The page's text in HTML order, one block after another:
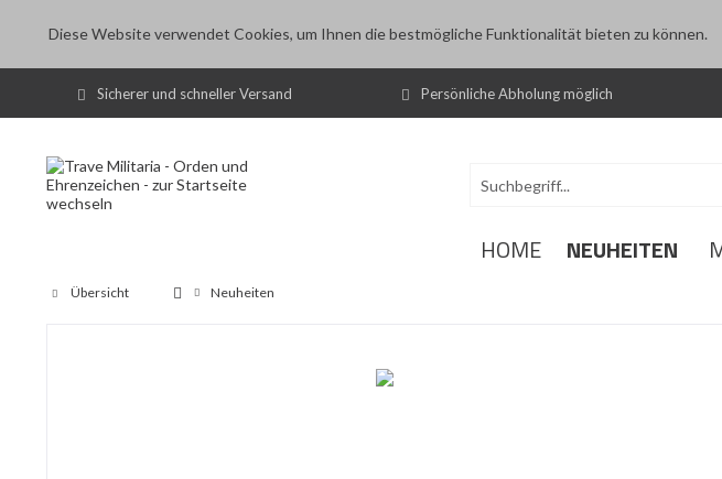
Diese Website verwendet Cookies, um Ihnen die bestmögliche Funktionalität bieten zu können.
Sicherer und schneller Versand Persönliche Abholung möglich
HOME NEUHEITEN
Übersicht Neuheiten